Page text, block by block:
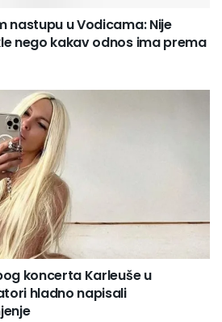
nastupu u Vodicama: Nije
nego kakav odnos ima prema
koncerta Karleuše u
hladno napisali